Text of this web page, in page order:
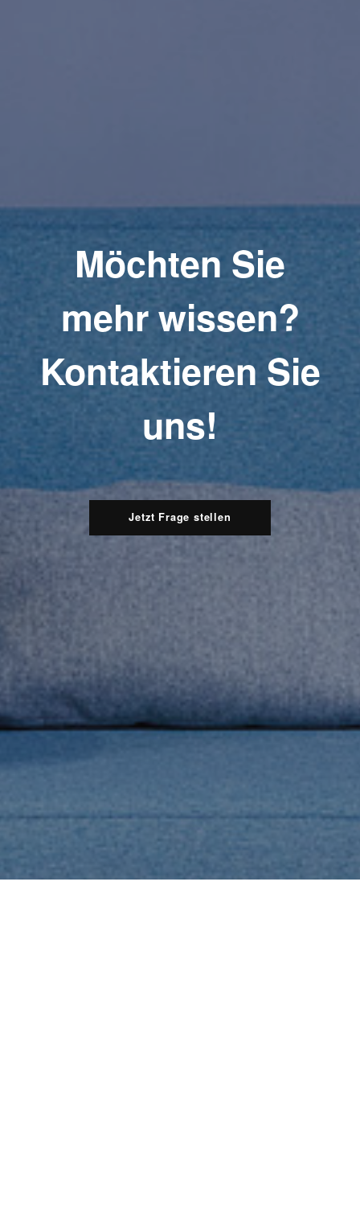
Möchten Sie
mehr wissen?
Kontaktieren Sie
uns!
Jetzt Frage stellen